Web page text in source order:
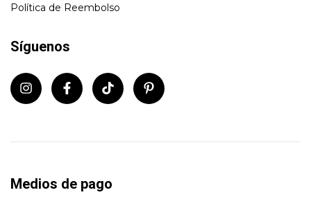
Política de Reembolso
Síguenos
Medios de pago